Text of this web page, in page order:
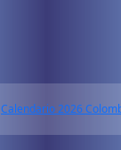
Calendario 2026